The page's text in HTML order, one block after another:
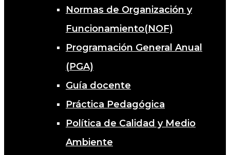
Normas de Organización y
Funcionamiento(NOF)
Programación General Anual
(PGA)
Guía docente
Práctica Pedagógica
Política de Calidad y Medio
Ambiente